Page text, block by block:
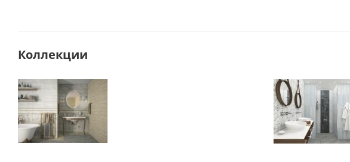
Коллекции